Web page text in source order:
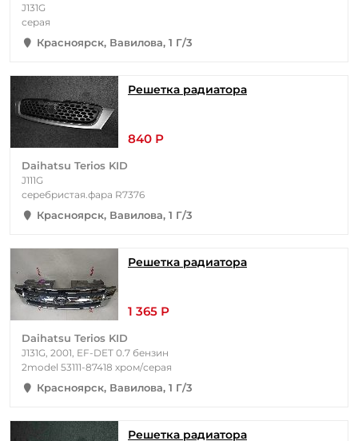
J131G
серая
Красноярск, Вавилова, 1 Г/3
Решетка радиатора
840 Р
Daihatsu Terios KID
J111G
серебристая.фара R7376
Красноярск, Вавилова, 1 Г/3
Решетка радиатора
1 365 Р
Daihatsu Terios KID
J131G, 2001, EF-DET 0.7 бензин
2model 53111-87418 хром/серая
Красноярск, Вавилова, 1 Г/3
Решетка радиатора